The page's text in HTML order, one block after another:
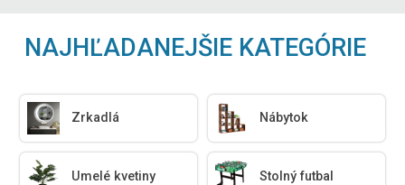
NAJHĽADANEJŠIE KATEGÓRIE
Zrkadlá Nábytok
Umelé kvetiny Stolný futbal